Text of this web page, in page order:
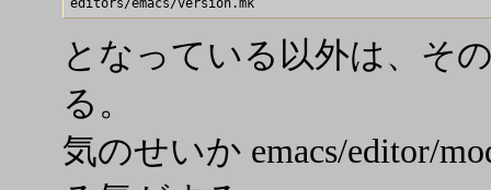
となっている以外は、そ
る。
気のせいか emacs/editor/